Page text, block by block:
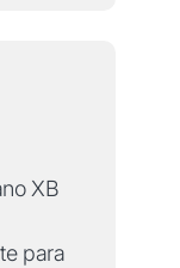
XB
para